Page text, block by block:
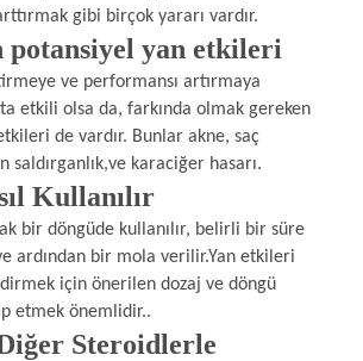
gibi birçok yararı vardır.
potansiyel yan etkileri
ve performansı artırmaya
etkili olsa da, farkında olmak gereken
de vardır. Bunlar akne, saç
saldırganlık,ve karaciğer hasarı.
Kullanılır
bir döngüde kullanılır, belirli bir süre
ardından bir mola verilir.Yan etkileri
için önerilen dozaj ve döngü
etmek önemlidir..
Steroidlerle